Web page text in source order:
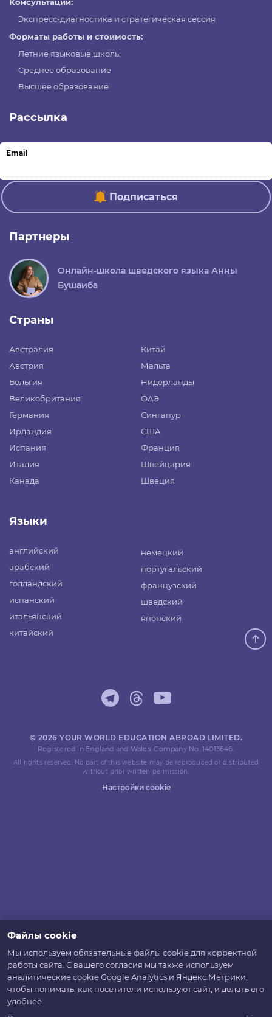
Консультации:
Экспресс-диагностика и стратегическая сессия
Форматы работы и стоимость:
Летние языковые школы
Среднее образование
Высшее образование
Рассылка
Email
Подписаться
Партнеры
Онлайн-школа шведского языка Анны
Бушаиба
Страны
Австралия
Австрия
Бельгия
Великобритания
Германия
Ирландия
Испания
Италия
Канада
Китай
Мальта
Нидерланды
ОАЭ
Сингапур
США
Франция
Швейцария
Швеция
Языки
английский
арабский
голландский
испанский
итальянский
китайский
немецкий
португальский
французский
шведский
японский
© 2026 YOUR WORLD EDUCATION ABROAD LIMITED.
Registered in England and Wales. Company No. 14013646.
All rights reserved. No part of this website may be reproduced or distributed
without prior written permission.
Настройки cookie
Файлы cookie
Мы используем обязательные файлы cookie для корректной
работы сайта. С вашего согласия мы также используем
аналитические cookie Google Analytics и Яндекс.Метрики,
чтобы понимать, как посетители используют сайт, и делать его
удобнее.